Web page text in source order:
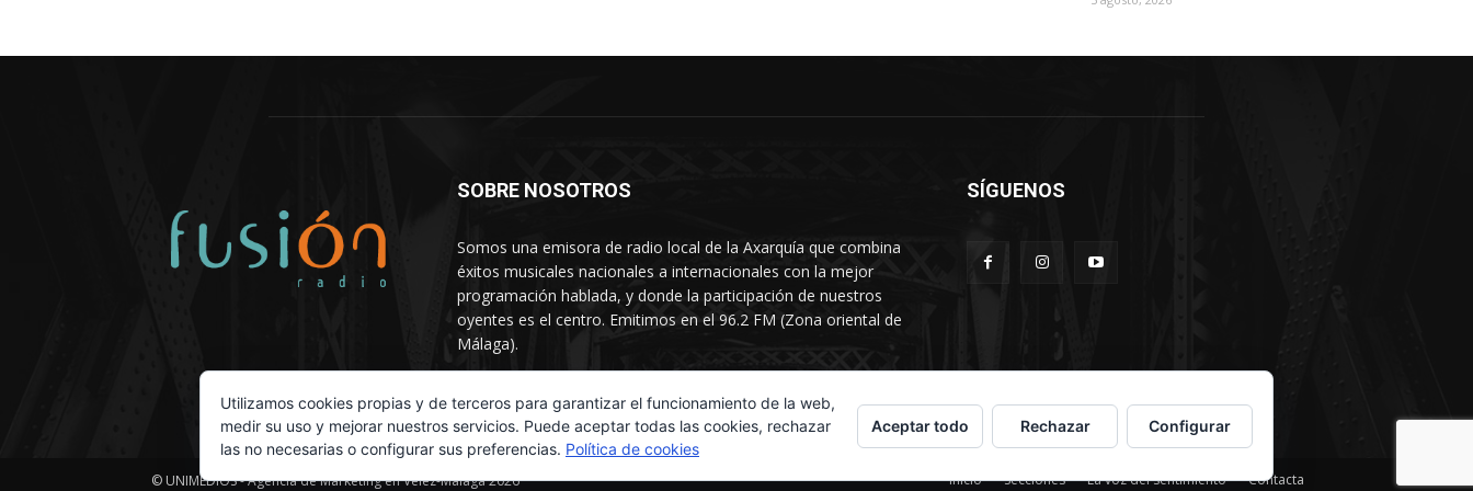
SOBRE NOSOTROS
Somos una emisora de radio local de la Axarquía que combina
éxitos musicales nacionales a internacionales con la mejor
programación hablada, y donde la participación de nuestros
oyentes es el centro. Emitimos en el 96.2 FM (Zona oriental de
Málaga).
SÍGUENOS
© UNIMEDIOS - Agencia de Marketing en Vélez-Málaga 2026 Inicio Secciones La voz del sentimiento Contacta
Utilizamos cookies propias y de terceros para garantizar el funcionamiento de la web,
medir su uso y mejorar nuestros servicios. Puede aceptar todas las cookies, rechazar
las no necesarias o configurar sus preferencias. Política de cookies
Aceptar todo Rechazar Configurar